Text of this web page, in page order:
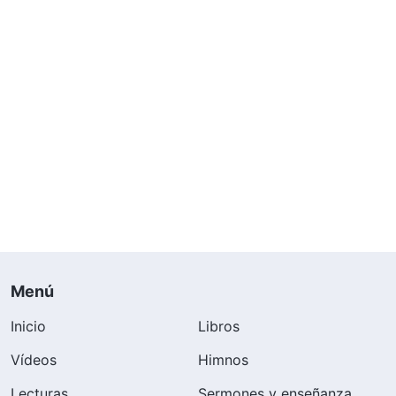
demasiado grandes, que no estaba a la altura de
Menú
Inicio
Libros
Vídeos
Himnos